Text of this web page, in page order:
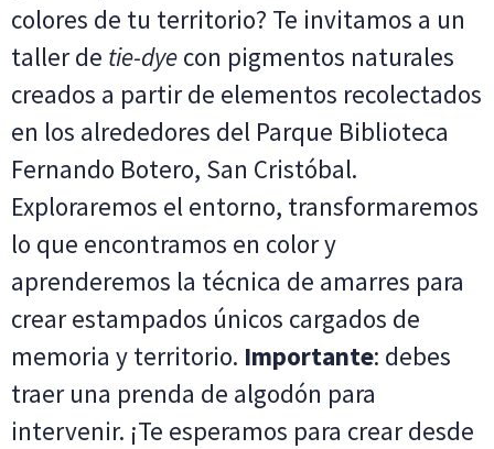
colores de tu territorio? Te invitamos a un
taller de tie-dye con pigmentos naturales
creados a partir de elementos recolectados
en los alrededores del Parque Biblioteca
Fernando Botero, San Cristóbal.
Exploraremos el entorno, transformaremos
lo que encontramos en color y
aprenderemos la técnica de amarres para
crear estampados únicos cargados de
memoria y territorio. Importante: debes
traer una prenda de algodón para
intervenir. ¡Te esperamos para crear desde